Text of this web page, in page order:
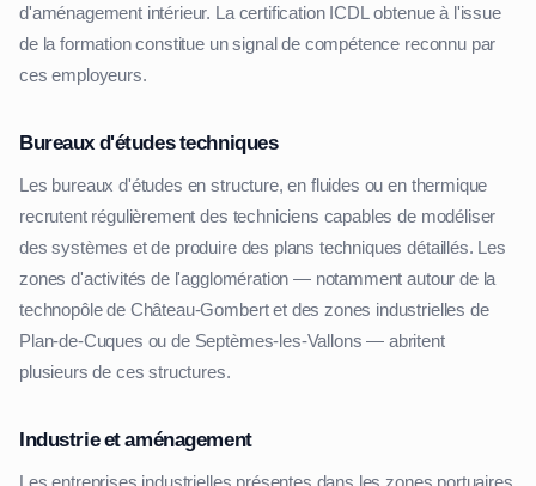
d'aménagement intérieur. La certification ICDL obtenue à l'issue
de la formation constitue un signal de compétence reconnu par
ces employeurs.
Bureaux d'études techniques
Les bureaux d'études en structure, en fluides ou en thermique
recrutent régulièrement des techniciens capables de modéliser
des systèmes et de produire des plans techniques détaillés. Les
zones d'activités de l'agglomération — notamment autour de la
technopôle de Château-Gombert et des zones industrielles de
Plan-de-Cuques ou de Septèmes-les-Vallons — abritent
plusieurs de ces structures.
Industrie et aménagement